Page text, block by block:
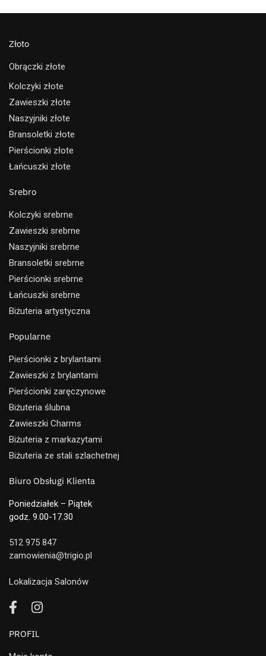
Złoto
Obrączki złote
Kolczyki złote
Zawieszki złote
Naszyjniki złote
Bransoletki złote
Pierścionki złote
Łańcuszki złote
Srebro
Kolczyki srebrne
Zawieszki srebrne
Naszyjniki srebrne
Bransoletki srebrne
Pierścionki srebrne
Łańcuszki srebrne
Biżuteria artystyczna
Popularne
Pierścionki z brylantami
Zawieszki z brylantami
Pierścionki zaręczynowe
Biżuteria ślubna
Zawieszki Charms
Biżuteria z markazytami
Biżuteria ze stali szlachetnej
Biuro Obsługi Klienta
Poniedziałek – Piątek
godz. 9.00-17.30
512 975 847
zamowienia@trigio.pl
Lokalizacja Salonów
PROFIL